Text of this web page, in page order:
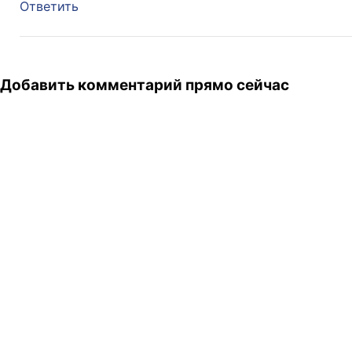
Ответить
Добавить комментарий прямо сейчас